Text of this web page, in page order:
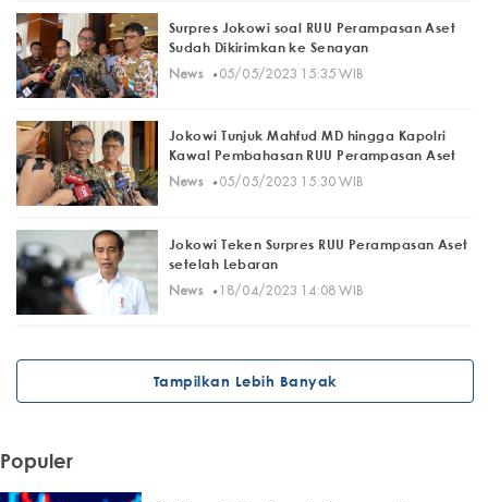
Surpres Jokowi soal RUU Perampasan Aset
Sudah Dikirimkan ke Senayan
News· 05/05/2023 15:35 WIB
Jokowi Tunjuk Mahfud MD hingga Kapolri
Kawal Pembahasan RUU Perampasan Aset
News· 05/05/2023 15:30 WIB
Jokowi Teken Surpres RUU Perampasan Aset
setelah Lebaran
News· 18/04/2023 14:08 WIB
Tampilkan Lebih Banyak
Populer